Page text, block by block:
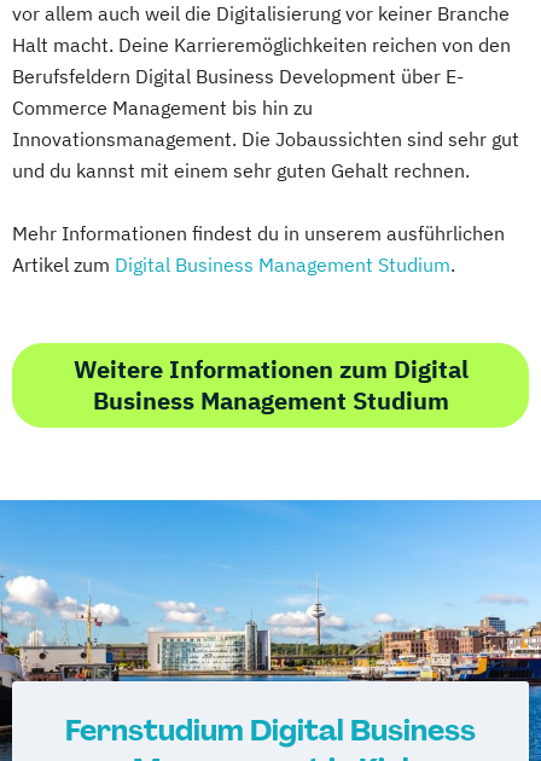
vor allem auch weil die Digitalisierung vor keiner Branche
Halt macht. Deine Karrieremöglichkeiten reichen von den
Berufsfeldern Digital Business Development über E-
Commerce Management bis hin zu
Innovationsmanagement. Die Jobaussichten sind sehr gut
und du kannst mit einem sehr guten Gehalt rechnen.
Mehr Informationen findest du in unserem ausführlichen
Artikel zum Digital Business Management Studium.
Weitere Informationen zum Digital
Business Management Studium
Fernstudium Digital Business